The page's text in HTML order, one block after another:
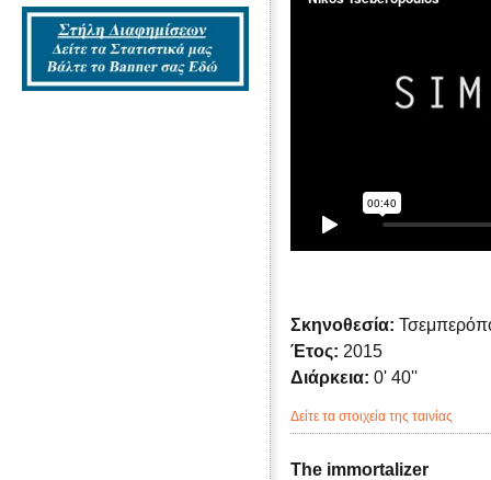
Σκηνοθεσία:
Έτος: 2015
Διάρκεια: 0' 40''
Δείτε τα στοιχεία της ταινίας
The immortalizer